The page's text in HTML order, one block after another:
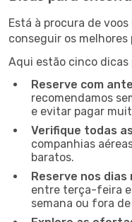
Está à procura de
conseguir os
Aqui estão cinco dicas
Reserve com
recomendamos
e evitar pagar
Verifique todas
companhias
baratos.
Reserve nos
entre terça-feira e
semana ou fora